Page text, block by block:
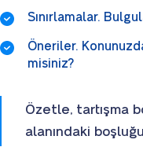
Sınırlamalar.
Öneriler.
misiniz?
Özetle, tartışma
alanındaki